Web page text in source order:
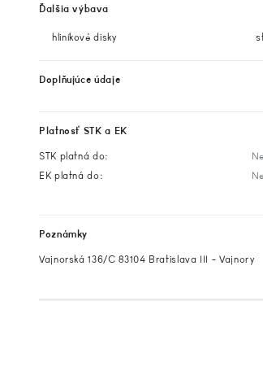
Ďalšia výbava
hliníkové disky
Doplňujúce údaje
Platnosť STK a EK
STK platná do:
EK platná do:
Poznámky
Vajnorská 136/C 83104 Bratislava III - Vajnory